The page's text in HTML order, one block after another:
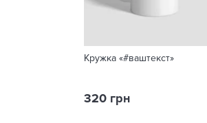
Кружка «#ваштекст»
320 грн